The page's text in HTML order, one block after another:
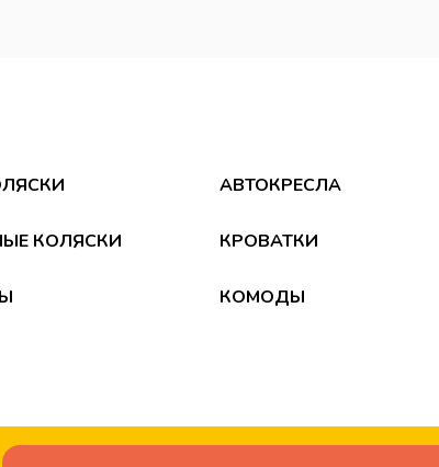
АВТОКРЕСЛА
КОМОДЫ
КРОВАТКИ
КОЛЯСКИ